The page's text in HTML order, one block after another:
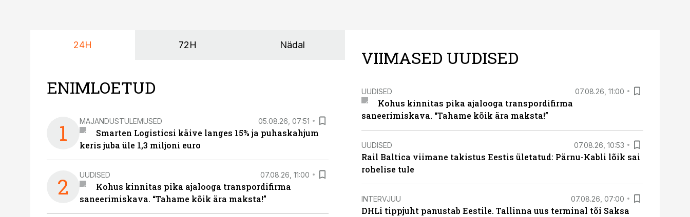
24H 72H Nädal
ENIMLOETUD
1 MAJANDUSTULEMUSED 05.08.26, 07:51
Smarten Logisticsi käive langes 15% ja puhaskahjum
keris juba üle 1,3 miljoni euro
2 UUDISED 07.08.26, 11:00
Kohus kinnitas pika ajalooga transpordifirma
saneerimiskava. “Tahame kõik ära maksta!”
VIIMASED UUDISED
UUDISED 07.08.26, 11:00
Kohus kinnitas pika ajalooga transpordifirma
saneerimiskava. “Tahame kõik ära maksta!”
UUDISED 07.08.26, 10:53
Rail Baltica viimane takistus Eestis ületatud: Pärnu-Kabli lõik sai
rohelise tule
INTERVJUU 07.08.26, 07:00
DHLi tippjuht panustab Eestile. Tallinna uus terminal tõi Saksa